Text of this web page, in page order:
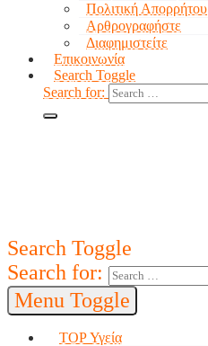
Πολιτική Απορρήτου
Αρθρογραφήστε
Διαφημιστείτε
Επικοινωνία
Search Toggle
Search for:
Search Toggle
Search for:
Menu Toggle
TOP Υγεία